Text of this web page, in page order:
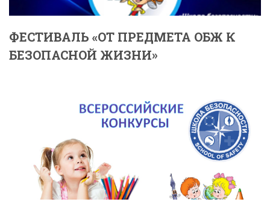
ФЕСТИВАЛЬ «ОТ ПРЕДМЕТА ОБЖ К
БЕЗОПАСНОЙ ЖИЗНИ»